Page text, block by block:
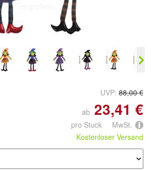
UVP: 88,00 €
ab 23,41 €
pro Stuck MwSt.
Kostenloser Versand